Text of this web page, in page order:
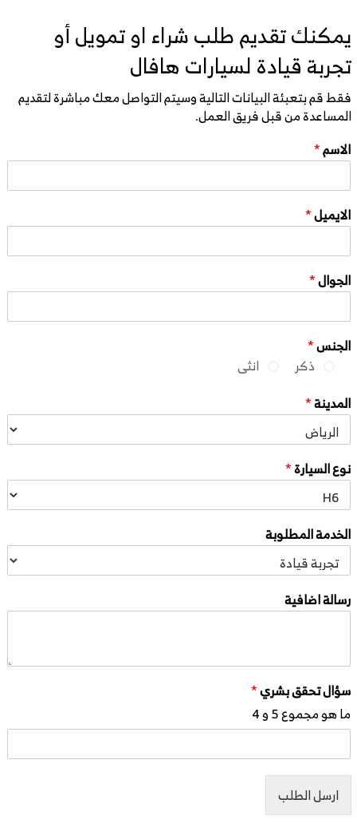
يمكنك تقديم طلب شراء او تمويل أو
تجربة قيادة لسيارات هافال
فقط قم بتعبئة البيانات التالية وسيتم التواصل معك مباشرة لتقديم
المساعدة من قبل فريق العمل.
الاسم*
الايميل*
الجوال*
الجنس*
ذكر
انثى
المدينة*
نوع السيارة*
الخدمة المطلوبة
رسالة اضافية
سؤال تحقق بشري*
ما هو مجموع 5 و 4
ارسل الطلب